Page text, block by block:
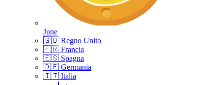
June
🇬🇧 Regno Unito
🇫🇷 Francia
🇪🇸 Spagna
🇩🇪 Germania
🇮🇹 Italia